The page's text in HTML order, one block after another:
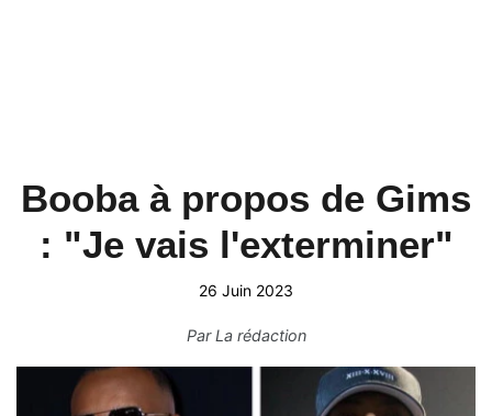
Booba à propos de Gims
: "Je vais l'exterminer"
26 Juin 2023
ParLa rédaction